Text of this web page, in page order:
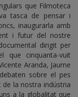
que Filmoteca
tasca de pensar i
inaugurarla amb
i futur del nostre
dirigit per
que cinquanta-vuit
Aranda, Jaume
sobre el pes
de la nostra indústria
a la globalitat que